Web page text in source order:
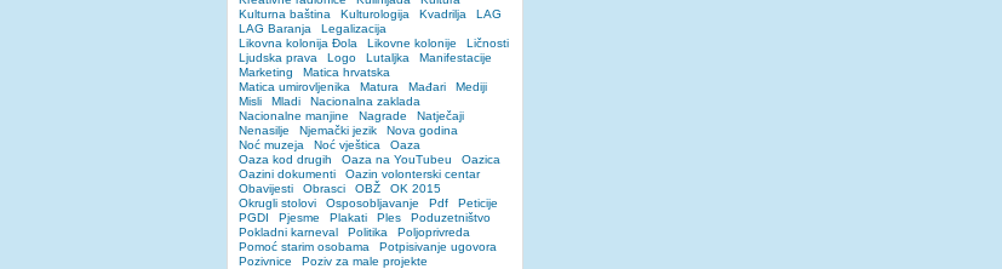
Kulturna baština
Kulturologija Kvadrilja
LAG
LAG Baranja
Legalizacija
Likovna kolonija Đola
Likovne kolonije
Ličnosti
Ljudska prava
Logo Lutaljka
Manifestacije
Marketing
Matica hrvatska
Matica umirovljenika
Matura Mađari
Mediji
Misli
Mladi
Nacionalna zaklada
Nacionalne manjine
Nagrade
Natječaji
Nenasilje
Njemački jezik
Nova godina
Noć muzeja
Noć vještica
Oaza
Oaza kod drugih
Oaza na YouTubeu
Oazica
Oazini dokumenti
Oazin volonterski centar
Obavijesti
Obrasci OBŽ
OK 2015
Okrugli stolovi
Osposobljavanje Pdf
Peticije
PGDI
Pjesme Plakati Ples
Poduzetništvo
Pokladni karneval
Politika
Poljoprivreda
Pomoć starim osobama
Potpisivanje ugovora
Pozivnice
Poziv za male projekte